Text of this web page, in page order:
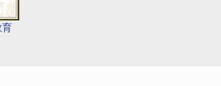
育